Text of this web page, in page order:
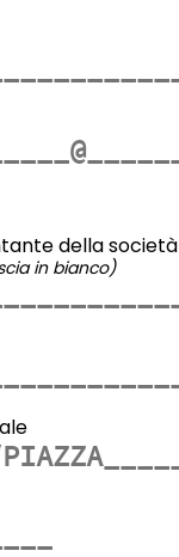
della società
in bianco)